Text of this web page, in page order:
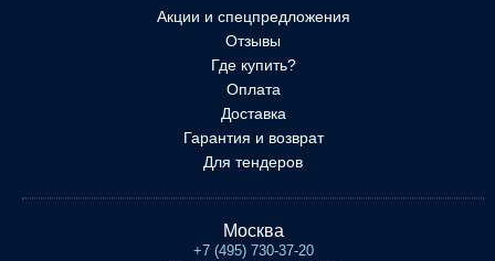
Акции и спецпредложения
Отзывы
Где купить?
Оплата
Доставка
Гарантия и возврат
Для тендеров
Москва
+7 (495) 730-37-20